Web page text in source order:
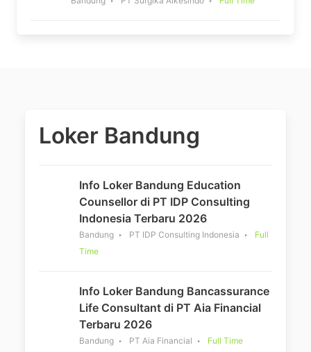
Loker Bandung
Info Loker Bandung Education
Counsellor di PT IDP Consulting
Indonesia Terbaru 2026
Bandung PT IDP Consulting Indonesia
Full
Time
Info Loker Bandung Bancassurance
Life Consultant di PT Aia Financial
Terbaru 2026
Bandung PT Aia Financial Full Time